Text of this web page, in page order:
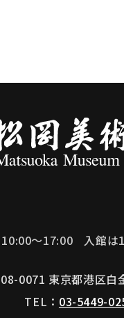
10:00～17:00 入館は
0071 東京都港区白
TEL： 03-5449-